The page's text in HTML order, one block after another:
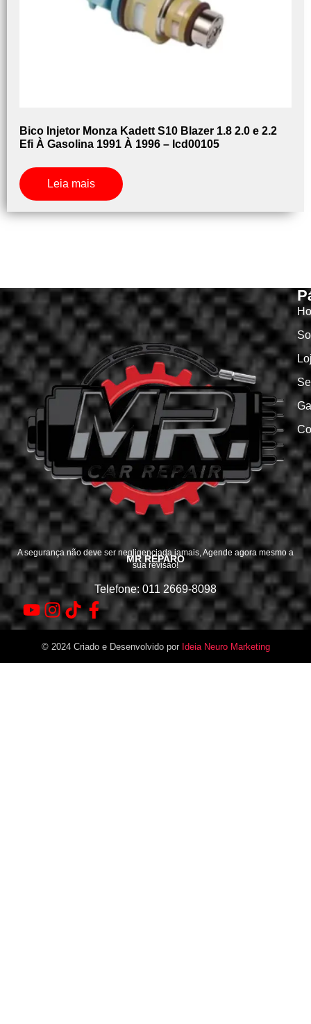
Bico Injetor Monza Kadett S10 Blazer 1.8 2.0 e 2.2
Efi À Gasolina 1991 À 1996 – Icd00105
Leia mais
MR REPARO
A segurança não deve ser negligenciada jamais, Agende agora mesmo a
sua revisão!
Telefone: 011 2669-8098
© 2024 Criado e Desenvolvido por Ideia Neuro Marketing